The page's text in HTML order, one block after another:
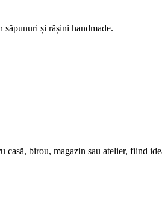
și rășini handmade.
casă, birou, magazin sau atelier, fiind